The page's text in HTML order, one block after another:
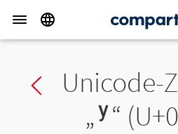
Previous char
Unicode-
„ʸ“